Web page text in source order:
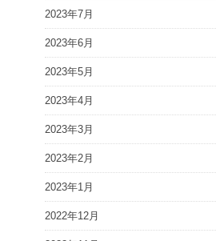
2023年7月
2023年6月
2023年5月
2023年4月
2023年3月
2023年2月
2023年1月
2022年12月